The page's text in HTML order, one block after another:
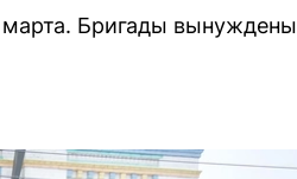
Бригады вынуждены